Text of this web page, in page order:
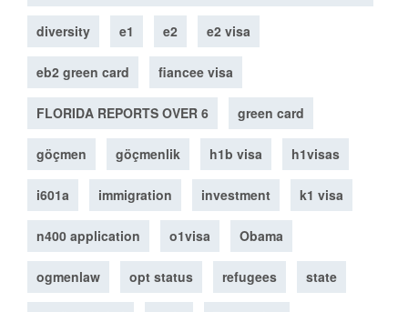
diversity e1 e2 e2 visa
eb2 green card fiancee visa
FLORIDA REPORTS OVER 6 green card
göçmen göçmenlik h1b visa h1visas
i601a immigration investment k1 visa
n400 application o1visa Obama
ogmenlaw opt status refugees state